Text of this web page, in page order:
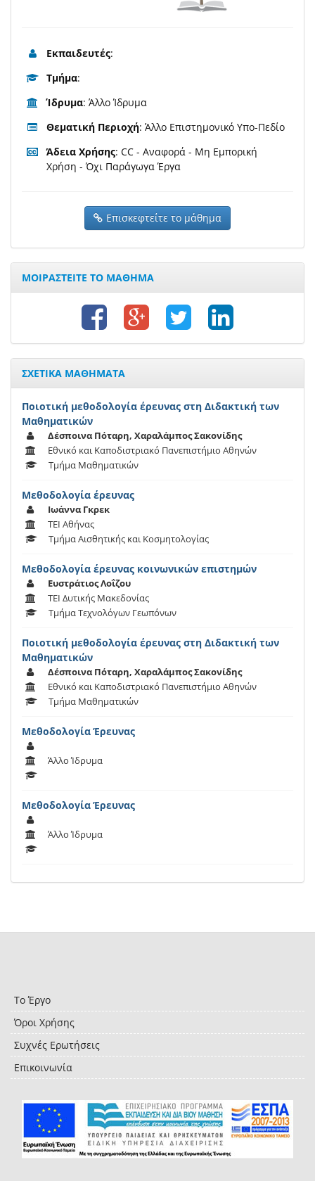
Εκπαιδευτές:
Τμήμα:
Ίδρυμα: Άλλο Ίδρυμα
Θεματική Περιοχή: Άλλο Επιστημονικό Υπο-Πεδίο
Άδεια Χρήσης: CC - Αναφορά - Μη Εμπορική
Χρήση - Όχι Παράγωγα Έργα
Επισκεφτείτε το μάθημα
ΜΟΙΡΑΣΤΕΙΤΕ ΤΟ ΜΑΘΗΜΑ
ΣΧΕΤΙΚΑ ΜΑΘΗΜΑΤΑ
Ποιοτική μεθοδολογία έρευνας στη Διδακτική των
Μαθηματικών
Δέσποινα Πόταρη, Χαραλάμπος Σακονίδης
Εθνικό και Καποδιστριακό Πανεπιστήμιο Αθηνών
Τμήμα Μαθηματικών
Μεθοδολογία έρευνας
Ιωάννα Γκρεκ
ΤΕΙ Αθήνας
Τμήμα Αισθητικής και Κοσμητολογίας
Μεθοδολογία έρευνας κοινωνικών επιστημών
Ευστράτιος Λοΐζου
ΤΕΙ Δυτικής Μακεδονίας
Τμήμα Τεχνολόγων Γεωπόνων
Ποιοτική μεθοδολογία έρευνας στη Διδακτική των
Μαθηματικών
Δέσποινα Πόταρη, Χαραλάμπος Σακονίδης
Εθνικό και Καποδιστριακό Πανεπιστήμιο Αθηνών
Τμήμα Μαθηματικών
Μεθοδολογία Έρευνας
Άλλο Ίδρυμα
Μεθοδολογία Έρευνας
Άλλο Ίδρυμα
Το Έργο
Όροι Χρήσης
Συχνές Ερωτήσεις
Επικοινωνία